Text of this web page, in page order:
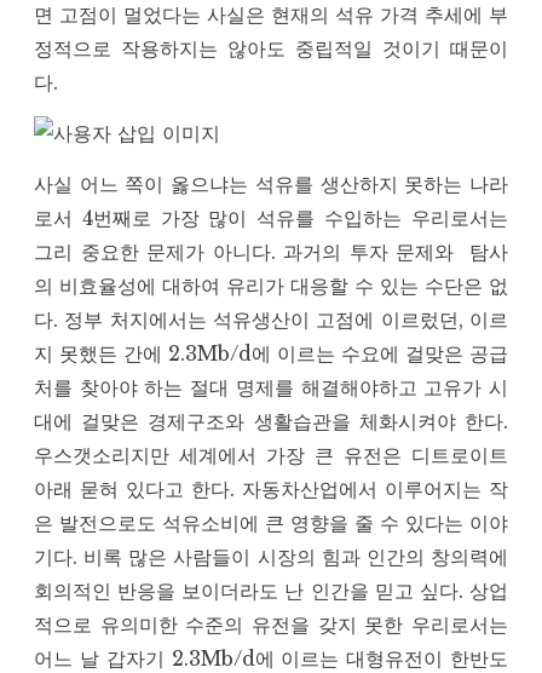
면 고점이 멀었다는 사실은 현재의 석유 가격 추세에 부
정적으로 작용하지는 않아도 중립적일 것이기 때문이
다.
사실 어느 쪽이 옳으냐는 석유를 생산하지 못하는 나라
로서 4번째로 가장 많이 석유를 수입하는 우리로서는
그리 중요한 문제가 아니다. 과거의 투자 문제와 탐사
의 비효율성에 대하여 유리가 대응할 수 있는 수단은 없
다. 정부 처지에서는 석유생산이 고점에 이르렀던, 이르
지 못했든 간에 2.3Mb/d에 이르는 수요에 걸맞은 공급
처를 찾아야 하는 절대 명제를 해결해야하고 고유가 시
대에 걸맞은 경제구조와 생활습관을 체화시켜야 한다.
우스갯소리지만 세계에서 가장 큰 유전은 디트로이트
아래 묻혀 있다고 한다. 자동차산업에서 이루어지는 작
은 발전으로도 석유소비에 큰 영향을 줄 수 있다는 이야
기다. 비록 많은 사람들이 시장의 힘과 인간의 창의력에
회의적인 반응을 보이더라도 난 인간을 믿고 싶다. 상업
적으로 유의미한 수준의 유전을 갖지 못한 우리로서는
어느 날 갑자기 2.3Mb/d에 이르는 대형유전이 한반도